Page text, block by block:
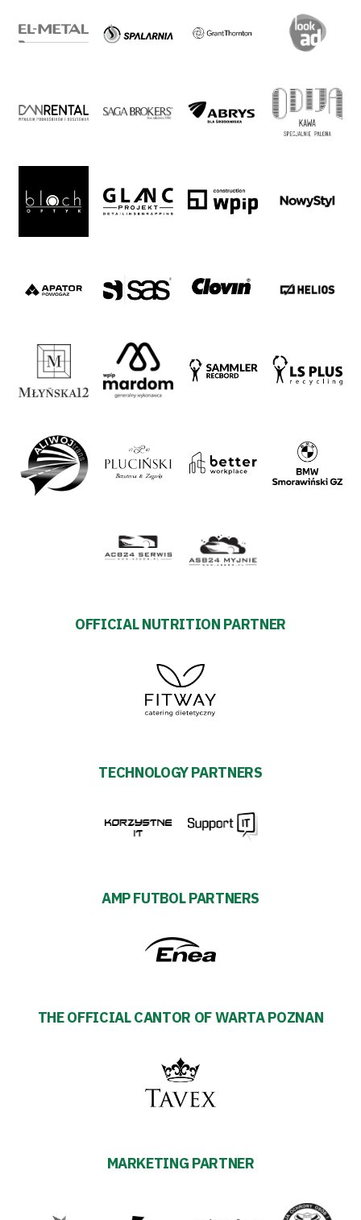
OFFICIAL NUTRITION PARTNER
TECHNOLOGY PARTNERS
AMP FUTBOL PARTNERS
THE OFFICIAL CANTOR OF WARTA POZNAN
MARKETING PARTNER